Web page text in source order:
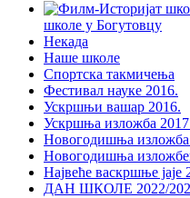
школе у Богутовцу
Некада
Наше школе
Спортска такмичења
Фестивал науке 2016.
Ускршњи вашар 2016.
Ускршња изложба
Новогодишња изложба
Новогодишња
Највеће васкршње јаје
ДАН ШКОЛЕ 2022/